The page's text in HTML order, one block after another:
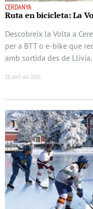
CERDANYA
Ruta en bicicleta: La
Descobreix la Volta a
per a BTT o e-bike que
amb sortida des de Llívia.
28 abril del 2026